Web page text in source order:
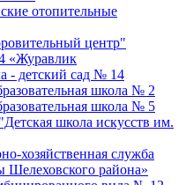
отопительные
центр"
«Журавлик
- детский сад № 14
школа № 2
школа № 5
школа искусств им.
хозяйственная служба
Шелеховского района»